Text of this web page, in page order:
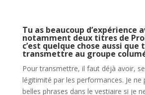
Tu as beaucoup d’expérience
notamment deux titres de
c’est quelque chose aussi que
transmettre au groupe
Pour transmettre, il faut déjà avoir,
légitimité par les performances. Je ne
belles phrases dans le vestiaire si je